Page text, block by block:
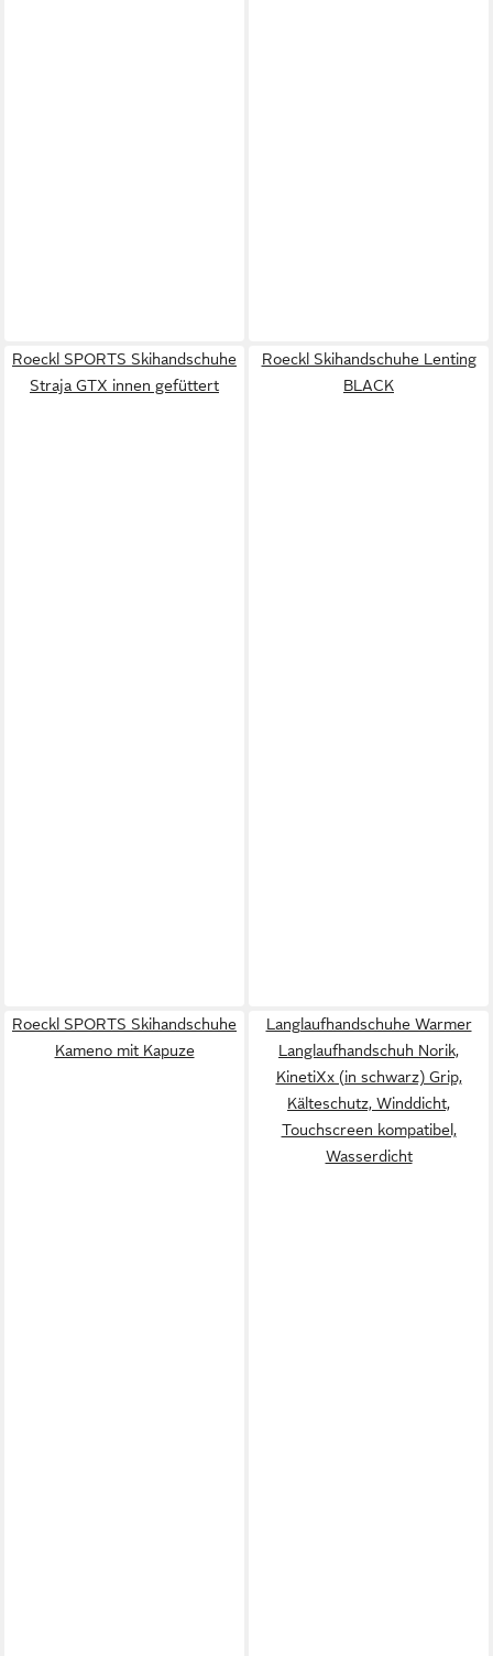
Roeckl SPORTS Skihandschuhe
Straja GTX innen gefüttert
Roeckl Skihandschuhe Lenting
BLACK
Roeckl SPORTS Skihandschuhe
Kameno mit Kapuze
Langlaufhandschuhe Warmer
Langlaufhandschuh Norik,
KinetiXx (in schwarz) Grip,
Kälteschutz, Winddicht,
Touchscreen kompatibel,
Wasserdicht